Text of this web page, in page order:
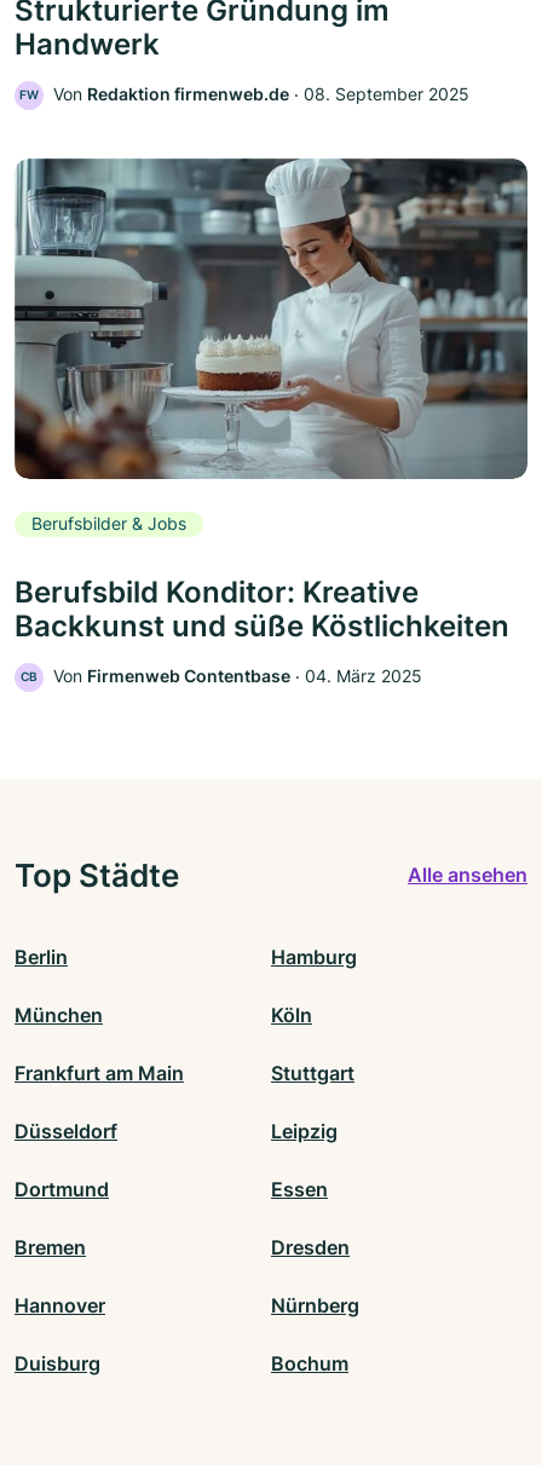
Strukturierte Gründung im
Handwerk
FW Von Redaktion firmenweb.de ‧ 08. September 2025
Berufsbilder & Jobs
Berufsbild Konditor: Kreative
Backkunst und süße Köstlichkeiten
CB Von Firmenweb Contentbase ‧ 04. März 2025
Top Städte Alle ansehen
Berlin Hamburg
München Köln
Frankfurt am Main Stuttgart
Düsseldorf Leipzig
Dortmund Essen
Bremen Dresden
Hannover Nürnberg
Duisburg Bochum